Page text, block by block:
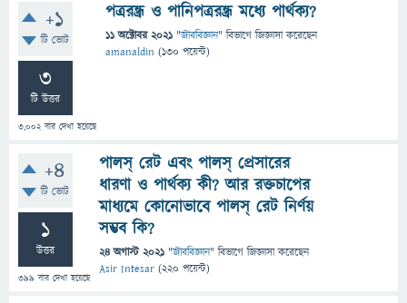
+1
টি ভোট
3
টি উত্তর
3,002বার দেখা হয়েছে
পত্ররন্ধ্র ও পানিপত্ররন্ধ্র মধ্যে পার্থক্য?
11 অক্টোবর 2021 "জীববিজ্ঞান" বিভাগে জিজ্ঞাসাকরেছেন
amanaldin (130 পয়েন্ট)
+4
টি ভোট
1
উত্তর
399 বার দেখা হয়েছে
পালস্ রেট এবং পালস্ প্রেসারের
ধারণা ও পার্থক্য কী? আর রক্তচাপের
মাধ্যমে কোনোভাবে পালস্ রেট নির্ণয়
সম্ভব কি?
24 অগাস্ট 2021 "জীববিজ্ঞান" বিভাগে জিজ্ঞাসাকরেছেন
Asir Intesar (220 পয়েন্ট)